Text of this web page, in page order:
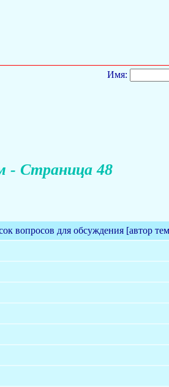
Имя:
- Страница 48
вопросов для обсуждения [автор